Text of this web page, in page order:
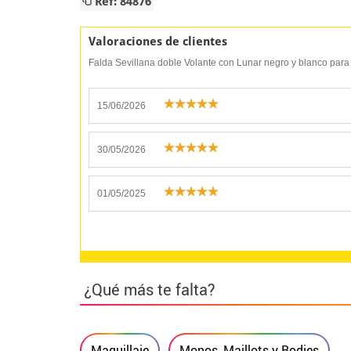
Valoraciones de clientes
Falda Sevillana doble Volante con Lunar negro y blanco
15/06/2026
30/05/2026
01/05/2025
¿Qué más te falta?